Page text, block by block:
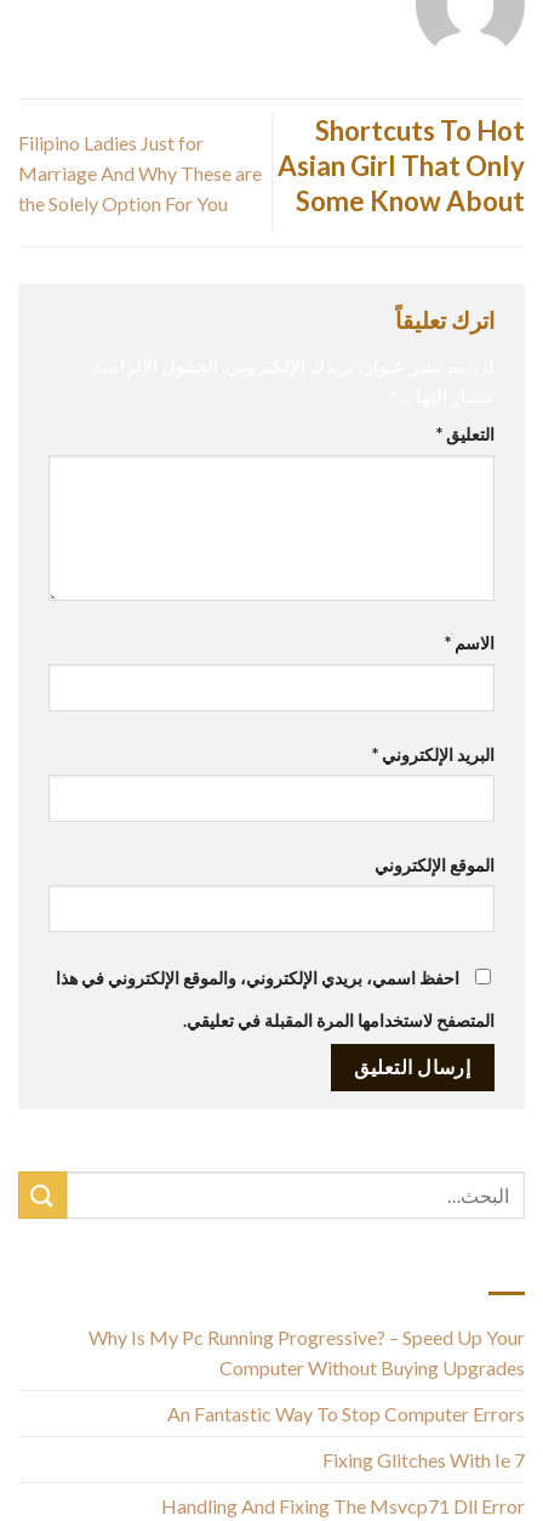
Shortcuts To Hot
Asian Girl That Only
Some Know About
Filipino Ladies Just for
Marriage And Why These are
the Solely Option For You
اترك تعليقاً
التعليق *
الاسم *
البريد الإلكتروني *
الموقع الإلكتروني
احفظ اسمي، بريدي الإلكتروني، والموقع الإلكتروني في هذا
المتصفح لاستخدامها المرة المقبلة في تعليقي.
Why Is My Pc Running Progressive? – Speed Up Your
Computer Without Buying Upgrades
An Fantastic Way To Stop Computer Errors
Fixing Glitches With Ie 7
Handling And Fixing The Msvcp71 Dll Error